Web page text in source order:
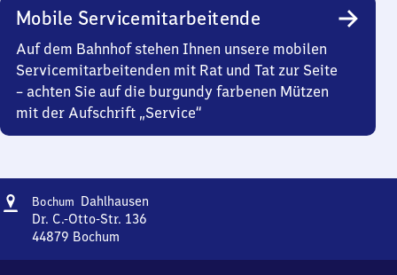
Mobile Servicemitarbeitende
Auf dem Bahnhof stehen Ihnen unsere mobilen
Servicemitarbeitenden mit Rat und Tat zur Seite
– achten Sie auf die burgundy farbenen Mützen
mit der Aufschrift „Service“
Adresse
Bochum DahlhausenBochum-
Dr. C.-Otto-Str. 136
44879 Bochum